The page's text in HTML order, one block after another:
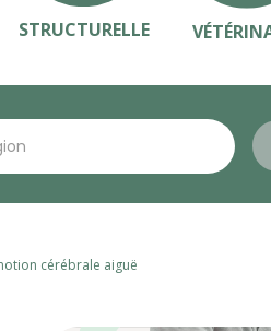
STRUCTURELLE
cérébrale aiguë